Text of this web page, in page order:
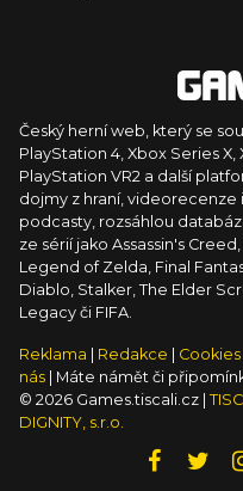
Český herní web, který se
PlayStation 4, Xbox Series
PlayStation VR2 a další
dojmy z hraní, videorecenze
podcasty, rozsáhlou
ze sérií jako Assassin's
Legend of Zelda, Final
Diablo, Stalker, The Elder
Legacy či FIFA.
Reklama Redakce Cookies
nás
| Máte námět či
© 2026 Games.tiscali.cz |
DIGNITY, s.r.o.